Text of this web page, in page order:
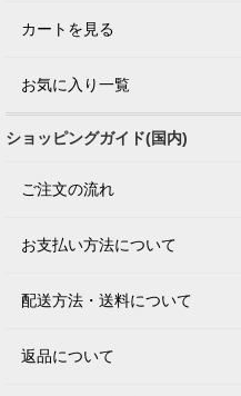
カートを見る
お気に入り一覧
ショッピングガイド(国内)
ご注文の流れ
お支払い方法について
配送方法・送料について
返品について